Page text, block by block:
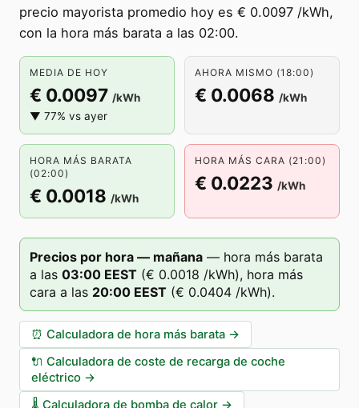
precio mayorista promedio hoy es € 0.0097 /kWh,
con la hora más barata a las 02:00.
MEDIA DE HOY
€ 0.0097 /kWh
▼ 77% vs ayer
AHORA MISMO (18:00)
€ 0.0068 /kWh
HORA MÁS BARATA
(02:00)
€ 0.0018 /kWh
HORA MÁS CARA (21:00)
€ 0.0223 /kWh
Precios por hora — mañana — hora más barata
a las 03:00 EEST (€ 0.0018 /kWh), hora más
cara a las 20:00 EEST (€ 0.0404 /kWh).
⏰ Calculadora de hora más barata →
🔌 Calculadora de coste de recarga de coche
eléctrico →
🌡️ Calculadora de bomba de calor →